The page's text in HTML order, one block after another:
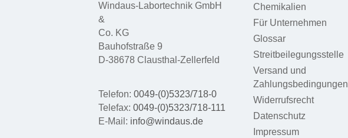
Windaus-Labortechnik GmbH
&
Co. KG
Bauhofstraße 9
D-38678 Clausthal-Zellerfeld
Telefon: 0049-(0)5323/718-0
Telefax: 0049-(0)5323/718-111
E-Mail: info@windaus.de
Chemikalien
Für Unternehmen
Glossar
Streitbeilegungsstelle
Versand und
Zahlungsbedingungen
Widerrufsrecht
Datenschutz
Impressum